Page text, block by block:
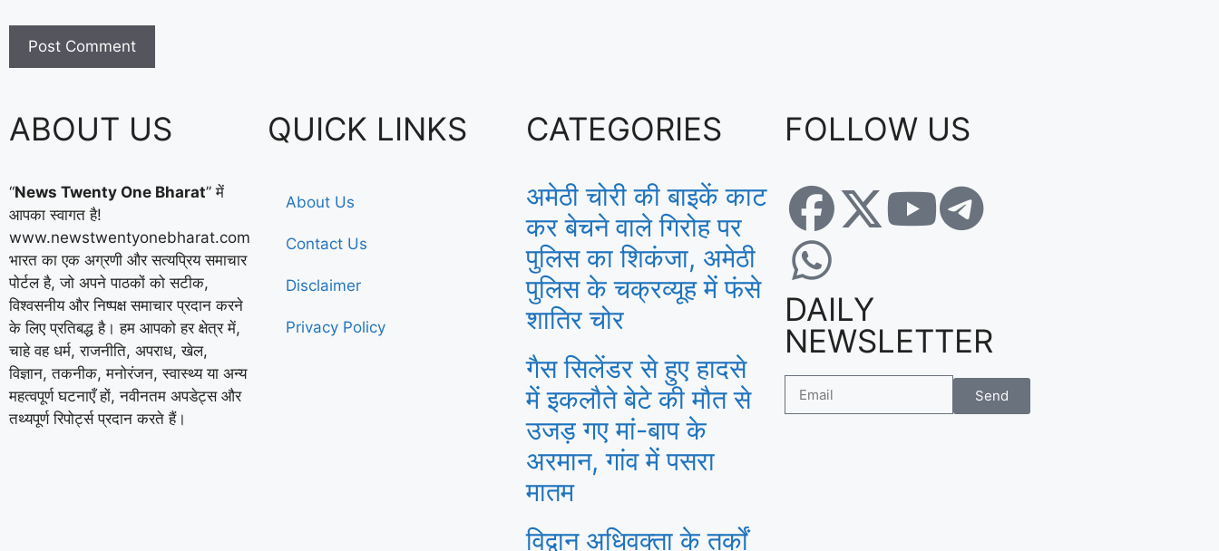
ABOUT US
“News Twenty One Bharat” में
आपका स्वागत है!
www.newstwentyonebharat.com
भारत का एक अग्रणी और सत्यप्रिय समाचार
पोर्टल है, जो अपने पाठकों को सटीक,
विश्वसनीय और निष्पक्ष समाचार प्रदान करने
के लिए प्रतिबद्ध है। हम आपको हर क्षेत्र में,
चाहे वह धर्म, राजनीति, अपराध, खेल,
विज्ञान, तकनीक, मनोरंजन, स्वास्थ्य या अन्य
महत्वपूर्ण घटनाएँ हों, नवीनतम अपडेट्स और
तथ्यपूर्ण रिपोर्ट्स प्रदान करते हैं।
QUICK LINKS
About Us
Contact Us
Disclaimer
Privacy Policy
CATEGORIES
अमेठी चोरी की बाइकें काट
कर बेचने वाले गिरोह पर
पुलिस का शिकंजा, अमेठी
पुलिस के चक्रव्यूह में फंसे
शातिर चोर
गैस सिलेंडर से हुए हादसे
में इकलौते बेटे की मौत से
उजड़ गए मां-बाप के
अरमान, गांव में पसरा
मातम
विद्वान अधिवक्ता के तर्कों
FOLLOW US
DAILY
NEWSLETTER
Send